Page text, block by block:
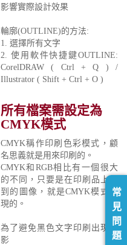
影響實際設計效果
輪廓(OUTLINE)的方法:
1. 選擇所有文字
2. 使用軟件快捷鍵OUTLINE:
CorelDRAW ( Ctrl + Q ) /
Illustrator ( Shift + Ctrl + O )
所有檔案需設定為
CMYK模式
CMYK稱作印刷色彩模式，顧
名思義就是用來印刷的。
CMYK和RGB相比有一個很大
的不同，只要是在印刷品上看
到的圖像，就是CMYK模式表
現的。
為了避免黑色文字印刷出現重
影
常
見
問
題